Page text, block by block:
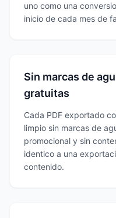
uno como una
inicio de cada mes de
Sin marcas de
gratuitas
Cada PDF exportado
limpio sin marcas de
promocional y sin
identico a una
contenido.